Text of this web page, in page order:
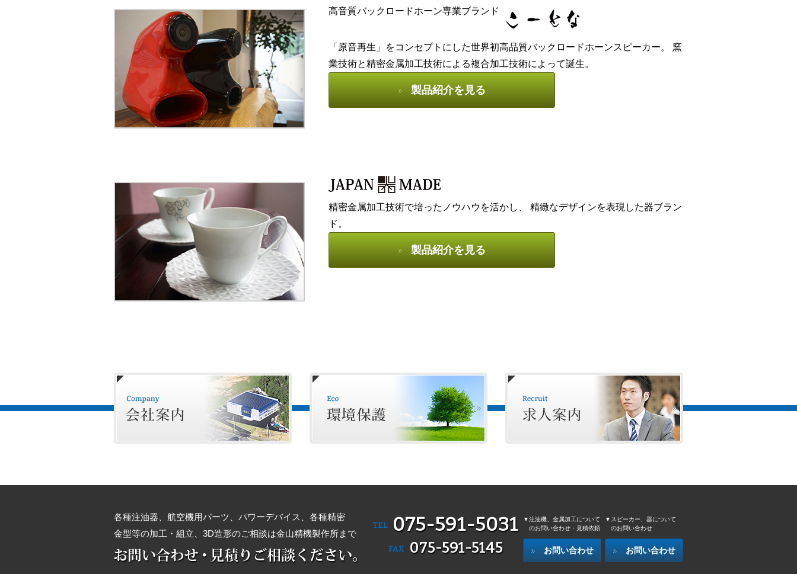
高音質バックロードホーン専業ブランド
「原音再生」をコンセプトにした世界初高品質バックロードホーンスピーカー。 窯
業技術と精密金属加工技術による複合加工技術によって誕生。
製品紹介を見る
精密金属加工技術で培ったノウハウを活かし、 精緻なデザインを表現した器ブラン
ド。
製品紹介を見る
各種注油器、航空機用パーツ、パワーデバイス、各種精密
金型等の加工・組立、3D造形のご相談は金山精機製作所まで
TEL 075-591-5031
FAX 075-591-5145
▼注油機、金属加工について
のお問い合わせ・見積依頼
お問い合わせ
▼スピーカー、器について
のお問い合わせ
お問い合わせ